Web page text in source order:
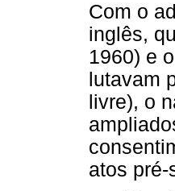
Com o
inglês,
1960) e
lutavam
livre), o
atos